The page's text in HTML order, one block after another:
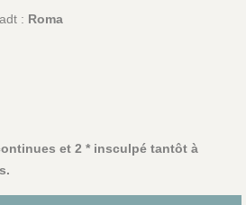
: Roma
et 2 * insculpé tantôt à